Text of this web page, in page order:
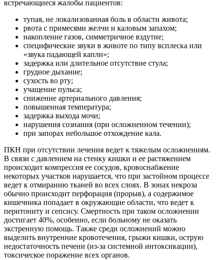
встречающиеся жалобы пациентов:
тупая, не локализованная боль в области живота;
рвота с примесями желчи и каловым запахом;
накопление газов, симметричное вздутие;
специфические звуки в животе по типу всплеска или
«звука падающей капли»;
задержка или длительное отсутствие стула;
грудное дыхание;
сухость во рту;
учащение пульса;
снижение артериального давления;
повышенная температура;
задержка выхода мочи;
нарушения сознания (при осложненном течении);
при запорах небольшое отхождение кала.
ПКН при отсутствии лечения ведет к тяжелым осложнениям.
В связи с давлением на стенку кишки и ее растяжением
происходит компрессия ее сосудов, кровоснабжение
некоторых участков нарушается, что при застойном процессе
ведет к отмиранию тканей во всех слоях. В зонах некроза
обычно происходит перфорация (прорыв), а содержимое
кишечника попадает в окружающие области, что ведет к
перитониту и сепсису. Смертность при таком осложнении
достигает 40%, особенно, если больному не оказать
экстренную помощь. Также среди осложнений можно
выделить внутренние кровотечения, грыжи кишки, острую
недостаточность печени (из-за системной интоксикации),
токсическое поражение всех органов.